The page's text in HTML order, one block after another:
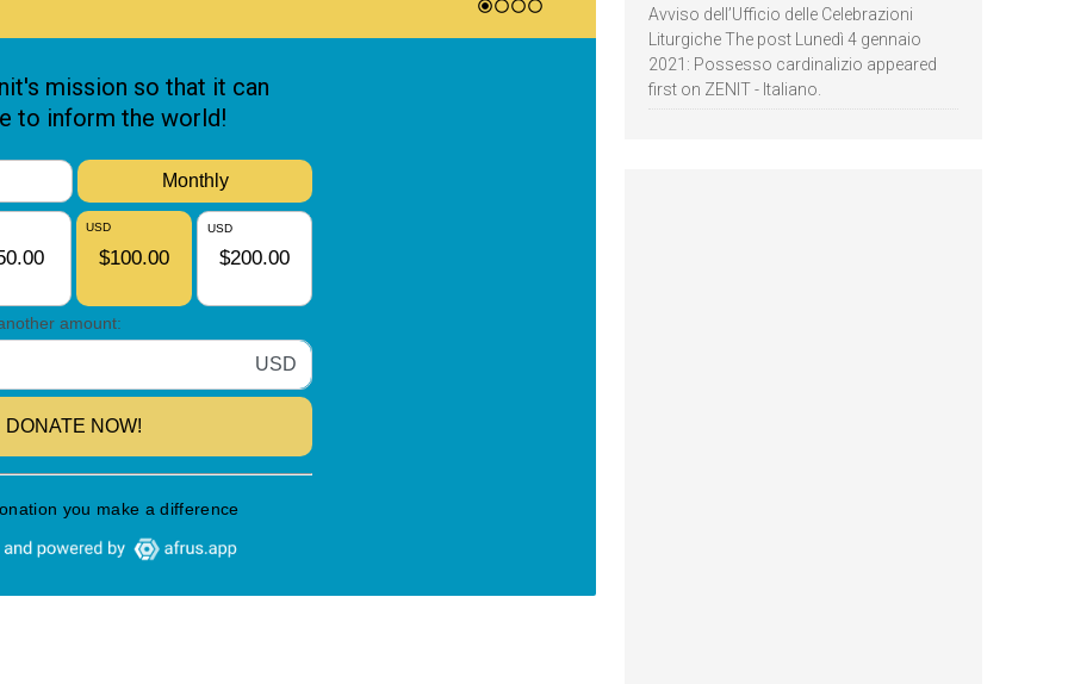
Avviso dell’Ufficio delle Celebrazioni
Liturgiche The post Lunedì 4 gennaio
2021: Possesso cardinalizio appeared
first on ZENIT - Italiano.